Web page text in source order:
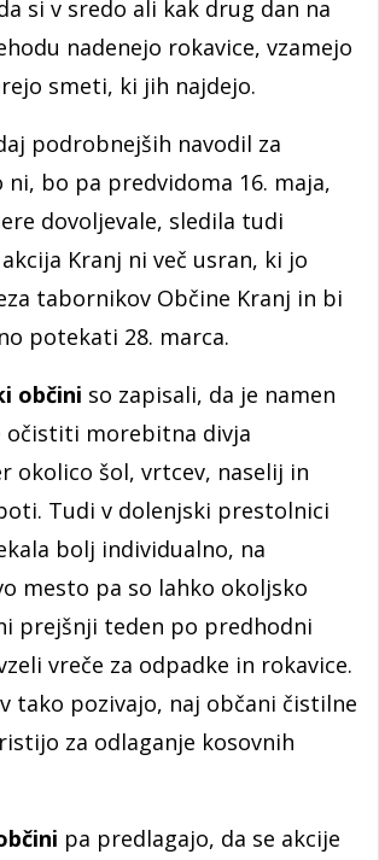
si v sredo ali kak drug dan na
nadenejo rokavice, vzamejo
smeti, ki jih najdejo.
podrobnejših navodil za
ni, bo pa predvidoma 16. maja,
dovoljevale, sledila tudi
Kranj ni več usran, ki jo
tabornikov Občine Kranj in bi
potekati 28. marca.
občini so zapisali, da je namen
očistiti morebitna divja
okolico šol, vrtcev, naselij in
Tudi v dolenjski prestolnici
bolj individualno, na
mesto pa so lahko okoljsko
prejšnji teden po predhodni
vreče za odpadke in rokavice.
tako pozivajo, naj občani čistilne
za odlaganje kosovnih
pa predlagajo, da se akcije